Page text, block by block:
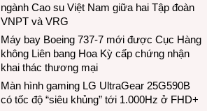
ngành Cao su Việt Nam giữa hai Tập đoàn
VNPT và VRG
Máy bay Boeing 737-7 mới được Cục Hàng
không Liên bang Hoa Kỳ cấp chứng nhận
khai thác thương mại
Màn hình gaming LG UltraGear 25G590B
có tốc độ “siêu khủng” tới 1.000Hz ở FHD+